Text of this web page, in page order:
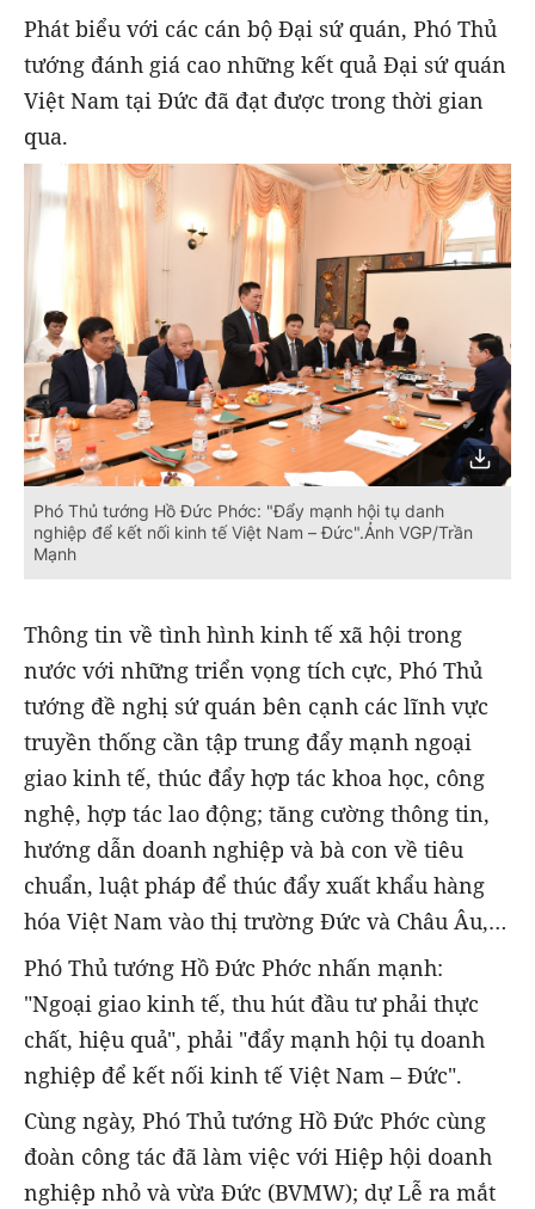
Phát biểu với các cán bộ Đại sứ quán, Phó Thủ
tướng đánh giá cao những kết quả Đại sứ quán
Việt Nam tại Đức đã đạt được trong thời gian
qua.
Phó Thủ tướng Hồ Đức Phớc: "Đẩy mạnh hội tụ danh
nghiệp để kết nối kinh tế Việt Nam – Đức".Ảnh VGP/Trần
Mạnh
Thông tin về tình hình kinh tế xã hội trong
nước với những triển vọng tích cực, Phó Thủ
tướng đề nghị sứ quán bên cạnh các lĩnh vực
truyền thống cần tập trung đẩy mạnh ngoại
giao kinh tế, thúc đẩy hợp tác khoa học, công
nghệ, hợp tác lao động; tăng cường thông tin,
hướng dẫn doanh nghiệp và bà con về tiêu
chuẩn, luật pháp để thúc đẩy xuất khẩu hàng
hóa Việt Nam vào thị trường Đức và Châu Âu,…
Phó Thủ tướng Hồ Đức Phớc nhấn mạnh:
"Ngoại giao kinh tế, thu hút đầu tư phải thực
chất, hiệu quả", phải "đẩy mạnh hội tụ doanh
nghiệp để kết nối kinh tế Việt Nam – Đức".
Cùng ngày, Phó Thủ tướng Hồ Đức Phớc cùng
đoàn công tác đã làm việc với Hiệp hội doanh
nghiệp nhỏ và vừa Đức (BVMW); dự Lễ ra mắt